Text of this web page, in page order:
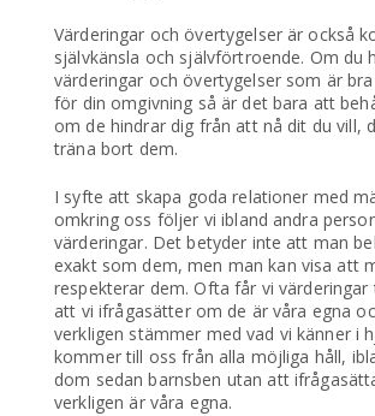
Värderingar och övertygelser är också
självkänsla och självförtroende. Om du
värderingar och övertygelser som är
för din omgivning så är det bara att
om de hindrar dig från att nå dit du vill,
träna bort dem.
I syfte att skapa goda relationer med
omkring oss följer vi ibland andra
värderingar. Det betyder inte att man
exakt som dem, men man kan visa att
respekterar dem. Ofta får vi värderingar
att vi ifrågasätter om de är våra egna
verkligen stämmer med vad vi känner i
kommer till oss från alla möjliga håll,
dom sedan barnsben utan att
verkligen är våra egna.